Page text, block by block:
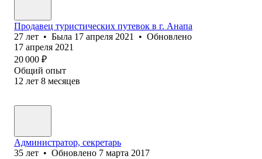
Продавец туристических путевок в г. Анапа
27 лет • Была 17 апреля 2021 • Обновлено
17 апреля 2021
20 000 ₽
Общий опыт
12 лет 8 месяцев
Администратор, секретарь
35 лет • Обновлено 7 марта 2017